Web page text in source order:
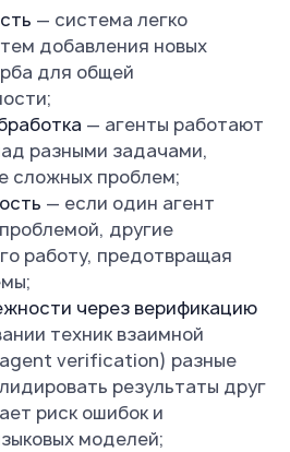
— система легко
добавления новых
для общей
— агенты работают
разными задачами,
сложных проблем;
— если один агент
другие
работу, предотвращая
через верификацию
техник взаимной
verification) разные
результаты друг
риск ошибок и
моделей;